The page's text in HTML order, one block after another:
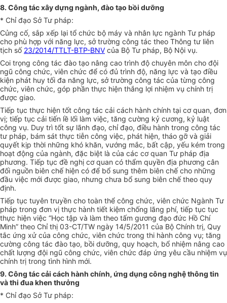
8. Công tác xây dựng ngành, đào tạo bồi dưỡng
* Chỉ đạo Sở Tư pháp:
Củng cố, sắp xếp lại tổ chức bộ máy và nhân lực ngành Tư pháp
cho phù hợp với năng lực, sở trường công tác theo Thông tư liên
tịch số 23/2014/TTLT-BTP-BNV của Bộ Tư pháp, Bộ Nội vụ.
Coi trọng công tác đào tạo nâng cao trình độ chuyên môn cho đội
ngũ công chức, viên chức để có đủ trình độ, năng lực và tạo điều
kiện phát huy tối đa năng lực, sở trường công tác của từng công
chức, viên chức, góp phần thực hiện thắng lợi nhiệm vụ chính trị
được giao.
Tiếp tục thực hiện tốt công tác cải cách hành chính tại cơ quan, đơn
vị; tiếp tục cải tiến lề lối làm việc, tăng cường kỷ cương, kỷ luật
công vụ. Duy trì tốt sự lãnh đạo, chỉ đạo, điều hành trong công tác
tư pháp, bám sát thực tiễn công việc, phát hiện, tháo gỡ và giải
quyết kịp thời những khó khăn, vướng mắc, bất cập, yếu kém trong
hoạt động của ngành, đặc biệt là của các cơ quan Tư pháp địa
phương. Tiếp tục đề nghị cơ quan có thẩm quyền địa phương cân
đối nguồn biên chế hiện có để bổ sung thêm biên chế cho những
đầu việc mới được giao, nhưng chưa bổ sung biên chếtheo quy
định.
Tiếp tục tuyên truyền cho toàn thể công chức, viên chức Ngành Tư
pháp trong đơn vị thực hành tiết kiệm chống lãng phí, tiếp tục tục
thực hiện việc “Học tập và làm theo tấm gương đạo đức Hồ Chí
Minh” theo Chỉ thị 03-CT/TW ngày 14/5/2011 của Bộ Chính trị, Quy
tắc ứng xử của công chức, viên chức trong thi hành công vụ; tăng
cường công tác đào tạo, bồi dưỡng, quy hoạch, bổ nhiệm nâng cao
chất lượng đội ngũ công chức, viên chức đáp ứng yêu cầu nhiệm vụ
chính trị trong tình hình mới.
9. Công tác cải cách hành chính, ứng dụng công nghệ thông tin
và thi đua khen thưởng
* Chỉ đạo Sở Tư pháp: